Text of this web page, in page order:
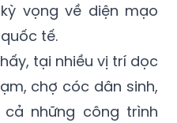
vọng về diện mạo
tế.
tại nhiều vị trí dọc
chợ cóc dân sinh,
những công trình